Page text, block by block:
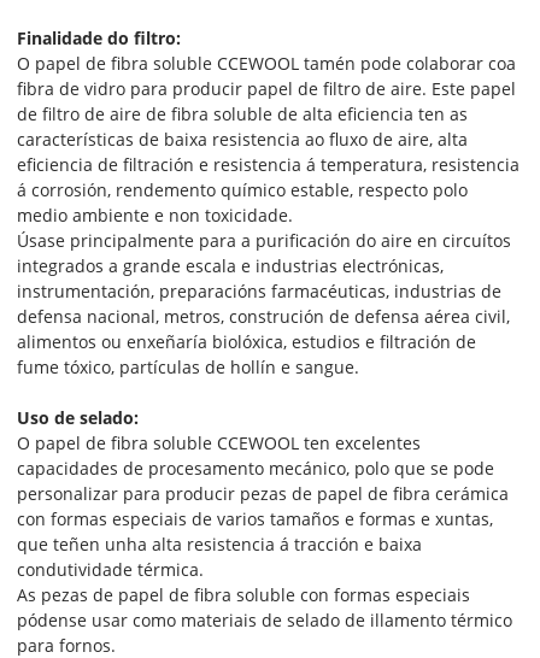
Finalidade do filtro:
O papel de fibra soluble CCEWOOL tamén pode colaborar coa
fibra de vidro para producir papel de filtro de aire. Este papel
de filtro de aire de fibra soluble de alta eficiencia ten as
características de baixa resistencia ao fluxo de aire, alta
eficiencia de filtración e resistencia á temperatura, resistencia
á corrosión, rendemento químico estable, respecto polo
medio ambiente e non toxicidade.
Úsase principalmente para a purificación do aire en circuítos
integrados a grande escala e industrias electrónicas,
instrumentación, preparacións farmacéuticas, industrias de
defensa nacional, metros, construción de defensa aérea civil,
alimentos ou enxeñaría biolóxica, estudios e filtración de
fume tóxico, partículas de hollín e sangue.
Uso de selado:
O papel de fibra soluble CCEWOOL ten excelentes
capacidades de procesamento mecánico, polo que se pode
personalizar para producir pezas de papel de fibra cerámica
con formas especiais de varios tamaños e formas e xuntas,
que teñen unha alta resistencia á tracción e baixa
condutividade térmica.
As pezas de papel de fibra soluble con formas especiais
pódense usar como materiais de selado de illamento térmico
para fornos.